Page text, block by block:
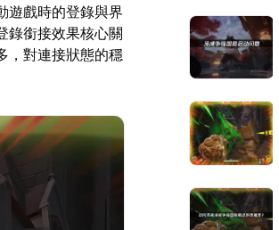
遊戲時的登錄與界
錄銜接效果核心關
，對連接狀態的穩